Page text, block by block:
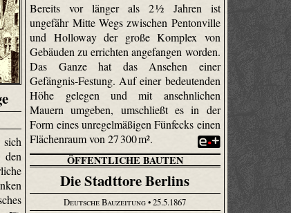
Bereits vor länger als 2 ½ Jahren ist
ungefähr Mitte Wegs zwischen Pentonville
und Holloway der große Komplex von
Gebäuden zu errichten angefangen worden.
Das Ganze hat das Ansehen einer
Gefängnis-Festung. Auf einer bedeutenden
Höhe gelegen und mit ansehnlichen
Mauern umgeben, umschließt es in der
Form eines unregelmäßigen Fünfecks einen
Flächenraum von 27 300 m².
ÖFFENTLICHE BAUTEN
Die Stadttore Berlins
Deutsche Bauzeitung• 25.5.1867